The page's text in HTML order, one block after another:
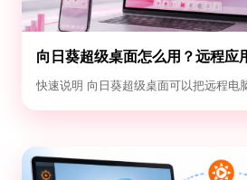
向日葵超级桌面怎么用？远程应
退出教程
快速说明 向日葵超级桌面可以把远程电